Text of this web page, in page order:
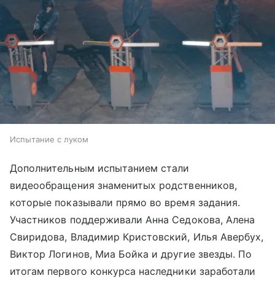
Испытание с луком
Дополнительным испытанием стали
видеообращения знаменитых родственников,
которые показывали прямо во время задания.
Участников поддерживали Анна Седокова, Алена
Свиридова, Владимир Кристовский, Илья Авербух,
Виктор Логинов, Миа Бойка и другие звезды. По
итогам первого конкурса наследники заработали